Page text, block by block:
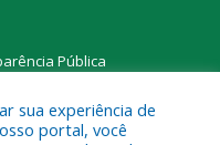
Pública
sua experiência de
portal, você